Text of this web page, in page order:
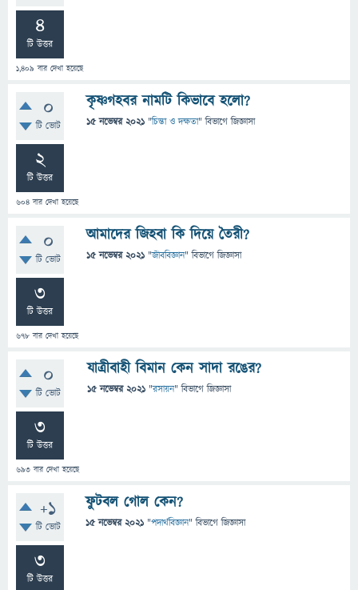
4
টি উত্তর
1,409 বার দেখা হয়েছে
0
টি ভোট
2
টি উত্তর
604 বার দেখা হয়েছে
কৃষ্ণগহবর নামটি কিভাবে হলো?
15 নভেম্বর 2021 "চিন্তা ও দক্ষতা" বিভাগে জিজ্ঞাসা
0
টি ভোট
3
টি উত্তর
678 বার দেখা হয়েছে
আমাদের জিহবা কি দিয়ে তৈরী?
15 নভেম্বর 2021 "জীববিজ্ঞান" বিভাগে জিজ্ঞাসা
0
টি ভোট
3
টি উত্তর
693 বার দেখা হয়েছে
যাত্রীবাহী বিমান কেন সাদা রঙের?
15 নভেম্বর 2021 "রসায়ন" বিভাগে জিজ্ঞাসা
+1
টি ভোট
3
টি উত্তর
ফুটবল গোল কেন?
15 নভেম্বর 2021 "পদার্থবিজ্ঞান" বিভাগে জিজ্ঞাসা